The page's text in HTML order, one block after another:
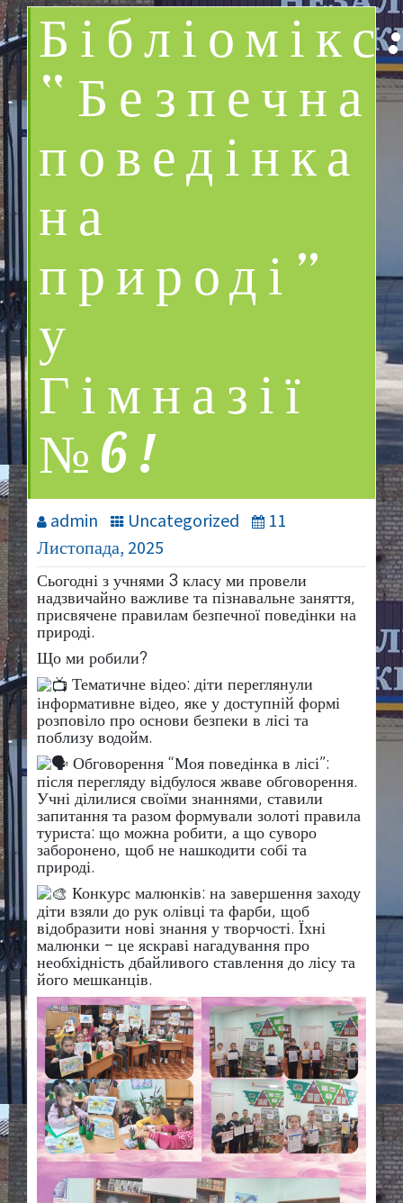
“Безпечна
поведінка
на
природі”
у
Гімназії
№6!
admin Uncategorized
11
Листопада, 2025
​Сьогодні з учнями 3 класу ми провели
надзвичайно важливе та пізнавальне заняття,
присвячене правилам безпечної поведінки на
природі.
​Що ми робили?
Тематичне відео: діти переглянули
інформативне відео, яке у доступній формі
розповіло про основи безпеки в лісі та
поблизу водойм.
Обговорення “Моя поведінка в лісі”:
після перегляду відбулося жваве обговорення.
Учні ділилися своїми знаннями, ставили
запитання та разом формували золоті правила
туриста: що можна робити, а що суворо
заборонено, щоб не нашкодити собі та
природі.
Конкурс малюнків: на завершення заходу
діти взяли до рук олівці та фарби, щоб
відобразити нові знання у творчості. Їхні
малюнки – це яскраві нагадування про
необхідність дбайливого ставлення до лісу та
його мешканців.